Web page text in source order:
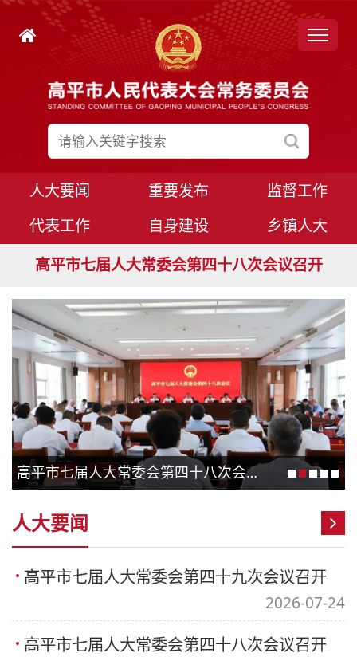
人大要闻 重要发布
监督工作
代表工作
自身建设
乡镇人大
高平市七届人大八次会议胜利闭幕
高平市七届人大常委会第四十九次会议召开
高平市七届人大常委会第四十八次会议召开
高平市七届人大常委会第四十八次会议召开
人大要闻
高平市七届人大常委会第四十九次会议召开
2026-07-24
高平市七届人大常委会第四十八次会议召开